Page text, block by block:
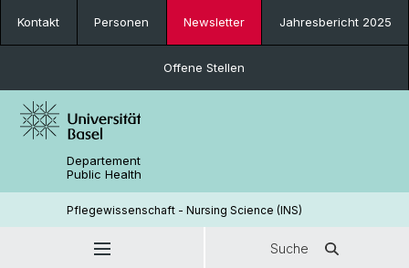
Kontakt Personen Newsletter Jahresbericht 2025
Offene Stellen
Departement
Public Health
Pflegewissenschaft - Nursing Science (INS)
Suche